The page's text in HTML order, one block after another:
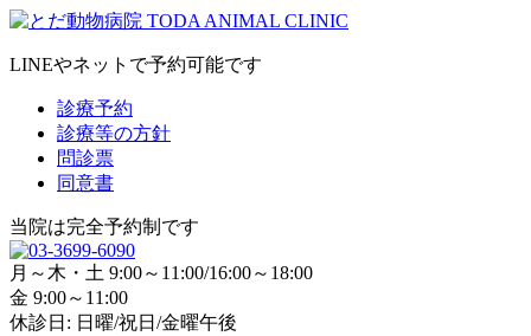
LINEやネットで予約可能です
診療予約
診療等の方針
問診票
同意書
当院は完全予約制です
月～木・土 9:00～11:00/16:00～18:00
金 9:00～11:00
休診日: 日曜/祝日/金曜午後